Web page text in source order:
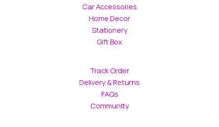
Car Accessories
Home Decor
Stationery
Gift Box
Track Order
Delivery & Returns
FAQs
Community